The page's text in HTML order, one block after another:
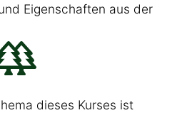
Eigenschaften aus der
dieses Kurses ist